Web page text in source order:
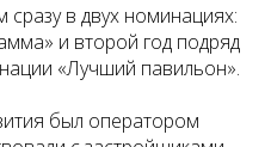
сразу в двух номинациях:
и второй год подряд
«Лучший павильон».
был оператором